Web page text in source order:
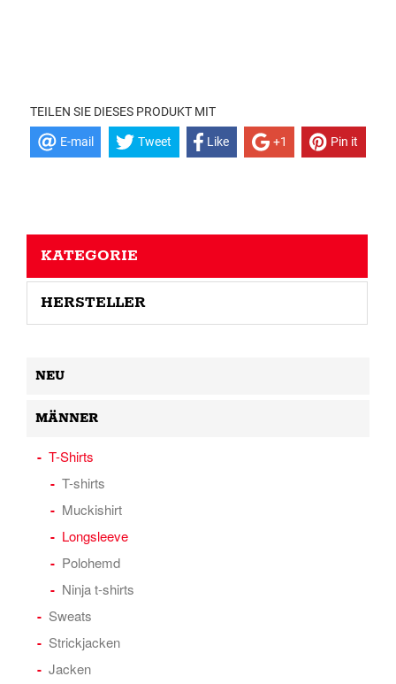
TEILEN SIE DIESES PRODUKT MIT
E-mail Tweet Like +1 Pin it
KATEGORIE
HERSTELLER
NEU
MÄNNER
T-Shirts
T-shirts
Muckishirt
Longsleeve
Polohemd
Ninja t-shirts
Sweats
Strickjacken
Jacken